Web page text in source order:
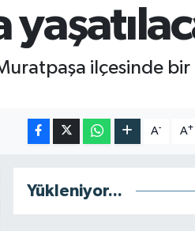
%-14
ilçesinde
A- A+
Yükleniyor...